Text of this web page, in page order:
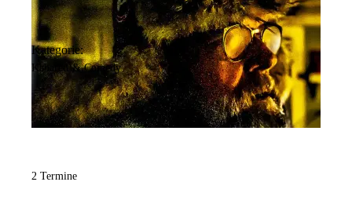
Kategorie:
Kabarett & Comedy
2 Termine